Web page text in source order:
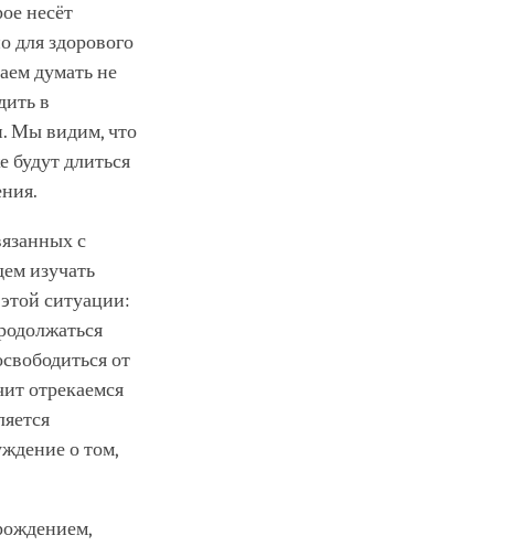
несёт
для здорового
думать не
в
Мы видим, что
будут длиться
с
изучать
ситуации:
от
отрекаемся
о том,